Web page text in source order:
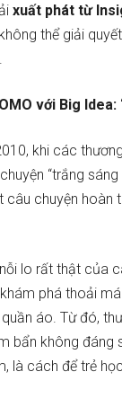
xuất phát từ
thể giải
với Big Idea:
khi các
“trắng sáng
câu chuyện hoàn
lo rất thật của
phá thoải
áo. Từ đó,
bẩn không đáng
là cách để trẻ